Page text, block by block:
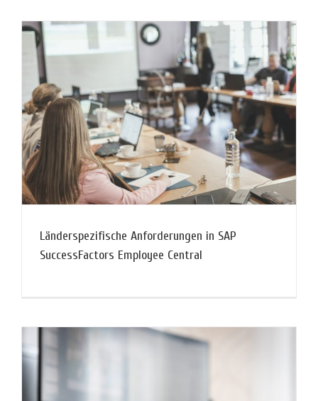
Länderspezifische Anforderungen in SAP
SuccessFactors Employee Central